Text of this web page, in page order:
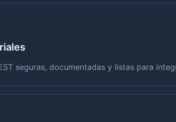
seguras, documentadas y listas para